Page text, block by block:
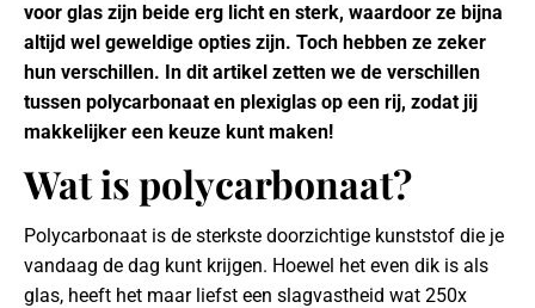
voor glas zijn beide erg licht en sterk, waardoor ze bijna
altijd wel geweldige opties zijn. Toch hebben ze zeker
hun verschillen. In dit artikel zetten we de verschillen
tussen polycarbonaat en plexiglas op een rij, zodat jij
makkelijker een keuze kunt maken!
Wat is polycarbonaat?
Polycarbonaat is de sterkste doorzichtige kunststof die je
vandaag de dag kunt krijgen. Hoewel het even dik is als
glas, heeft het maar liefst een slagvastheid wat 250x